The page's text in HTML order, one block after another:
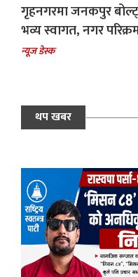
गृहनगरमा जनकपुर
भव्य स्वागत, नगर
न्यूज डेस्क
थप खबर